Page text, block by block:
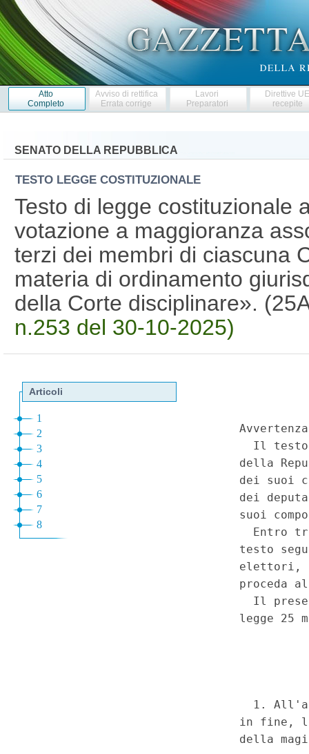
Atto
Completo
Avviso di rettifica
Errata corrige
Lavori
Preparatori
Direttive
recepite
SENATO DELLA REPUBBLICA
TESTO LEGGE COSTITUZIONALE
Testo di legge costituzionale
votazione a maggioranza
terzi dei membri di ciascuna
materia di ordinamento
della Corte disciplinare».
n.253 del 30-10-2025)